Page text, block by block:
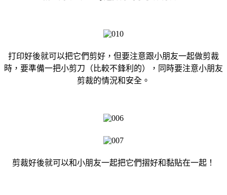
打印好後就可以把它們剪好，但要注意跟小朋友一起做剪裁
時，要準備一把小剪刀（比較不鋒利的），同時要注意小朋友
剪裁的情況和安全。
剪裁好後就可以和小朋友一起把它們摺好和黏貼在一起！